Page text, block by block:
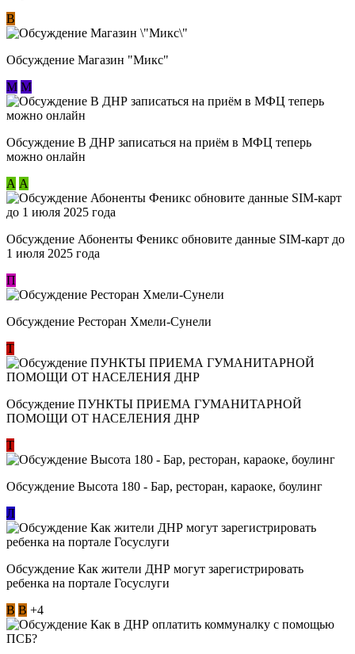
В
Обсуждение Магазин "Микс"
М М
Обсуждение В ДНР записаться на приём в МФЦ теперь
можно онлайн
А А
Обсуждение Абоненты Феникс обновите данные SIM-карт до
1 июля 2025 года
П
Обсуждение Ресторан Хмели-Сунели
Т
Обсуждение ​ПУНКТЫ ПРИЕМА ГУМАНИТАРНОЙ
ПОМОЩИ ОТ НАСЕЛЕНИЯ ДНР
Т
Обсуждение Высота 180 - Бар, ресторан, караоке, боулинг
Л
Обсуждение Как жители ДНР могут зарегистрировать
ребенка на портале Госуслуги
В В +4